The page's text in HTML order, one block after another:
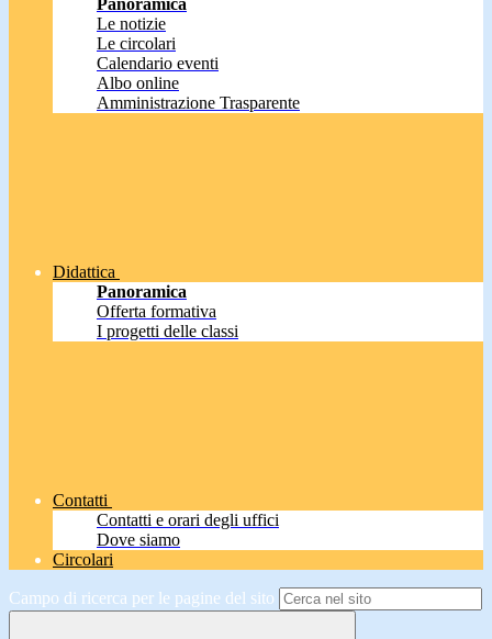
Panoramica
Le notizie
Le circolari
Calendario eventi
Albo online
Amministrazione Trasparente
Didattica
Panoramica
Offerta formativa
I progetti delle classi
Contatti
Contatti e orari degli uffici
Dove siamo
Circolari
Campo di ricerca per le pagine del sito